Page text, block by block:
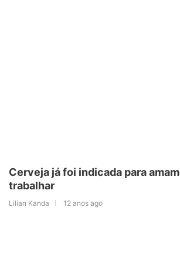
Cerveja já foi indicada para
trabalhar
Lilian Kanda 12 anos ago